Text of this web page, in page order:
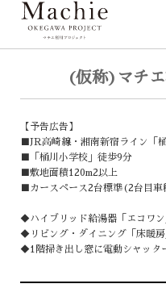
(仮称)マチ
【予告広告】
■JR高崎線・湘南新宿ライン「
■「桶川小学校」徒歩9分
■敷地面積120m2以上
■カースペース2台標準(2台目車
◆ハイブリッド給湯器「エコワン
◆リビング・ダイニング「床暖房
◆1階掃き出し窓に電動シャッタ